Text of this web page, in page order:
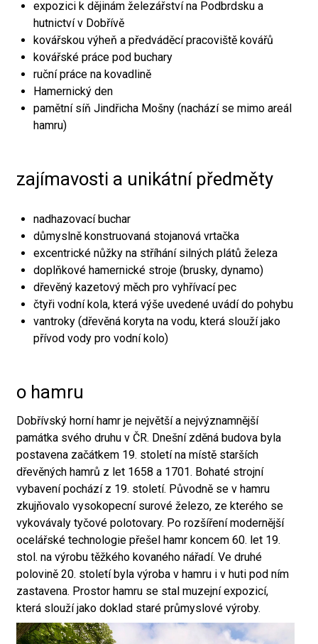
expozici k dějinám železářství na Podbrdsku a
hutnictví v Dobřívě
kovářskou výheň a předváděcí pracoviště kovářů
kovářské práce pod buchary
ruční práce na kovadlině
Hamernický den
pamětní síň Jindřicha Mošny (nachází se mimo areál
hamru)
zajímavosti a unikátní předměty
nadhazovací buchar
důmyslně konstruovaná stojanová vrtačka
excentrické nůžky na stříhání silných plátů železa
doplňkové hamernické stroje (brusky, dynamo)
dřevěný kazetový měch pro vyhřívací pec
čtyři vodní kola, která výše uvedené uvádí do pohybu
vantroky (dřevěná koryta na vodu, která slouží jako
přívod vody pro vodní kolo)
o hamru
Dobřívský horní hamr je největší a nejvýznamnější
památka svého druhu v ČR. Dnešní zděná budova byla
postavena začátkem 19. století na místě starších
dřevěných hamrů z let 1658 a 1701. Bohaté strojní
vybavení pochází z 19. století. Původně se v hamru
zkujňovalo vysokopecní surové železo, ze kterého se
vykovávaly tyčové polotovary. Po rozšíření modernější
ocelářské technologie přešel hamr koncem 60. let 19.
stol. na výrobu těžkého kovaného nářadí. Ve druhé
polovině 20. století byla výroba v hamru i v huti pod ním
zastavena. Prostor hamru se stal muzejní expozicí,
která slouží jako doklad staré průmyslové výroby.